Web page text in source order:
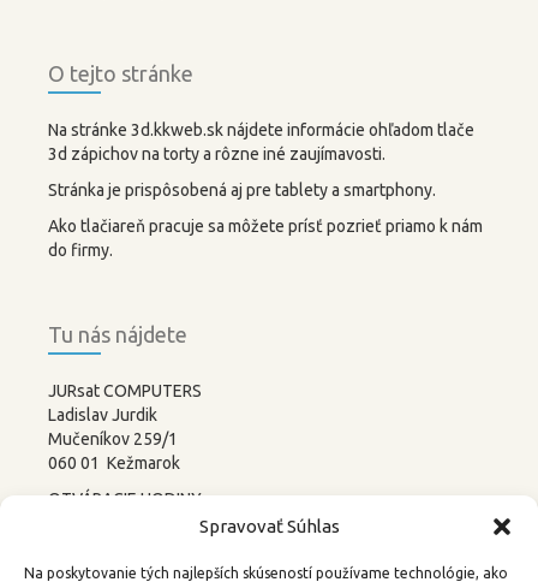
Spravovať Súhlas
Na poskytovanie tých najlepších skúseností používame technológie, ako
O tejto stránke
Na stránke 3d.kkweb.sk nájdete informácie ohľadom tlače
3d zápichov na torty a rôzne iné zaujímavosti.
Stránka je prispôsobená aj pre tablety a smartphony.
Ako tlačiareň pracuje sa môžete prísť pozrieť priamo k nám
do firmy.
Tu nás nájdete
JURsat COMPUTERS
Ladislav Jurdik
Mučeníkov 259/1
060 01 Kežmarok
OTVÁRACIE HODINY:
PONDELOK – PIATOK
SOBOTA – NEDEĽA